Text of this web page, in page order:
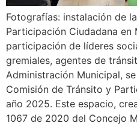
Fotografías: instalación de
Participación Ciudadana en
participación de líderes
gremiales, agentes de
Administración Municipal,
Comisión de Tránsito y
año 2025. Este espacio,
1067 de 2020 del Concejo